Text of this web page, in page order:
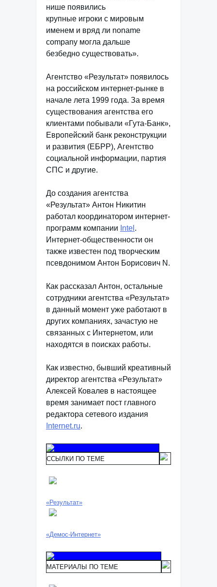
нише появились
крупные игроки с мировым
именем и вряд ли noname
company могла дальше
безбедно существовать».
Агентство «Результат» появилось
на российском интернет-рынке в
начале лета 1999 года. За время
существования агентства его
клиентами побывали «Гута-Банк»,
Европейский банк реконструкции
и развития (ЕБРР), Aгентство
социальной информации, партия
СПС и другие.
До создания агентства
«Результат» Антон Никитин
работал координатором интернет-
программ компании Intel .
Интернет-общественности он
также известен под творческим
псевдонимом Антон Борисович N.
Как рассказал Антон, остальные
сотрудники агентства «Результат»
в данный момент уже работают в
других компаниях, зачастую не
связанных с Интернетом, или
находятся в поисках работы.
Как известно, бывший креативный
директор агентства «Результат»
Алексей Ковалев в настоящее
время занимает пост главного
редактора сетевого издания
Internet.ru.
ССЫЛКИ ПО ТЕМЕ
«Результат»
«Демос-Интернет»
МАТЕРИАЛЫ ПО ТЕМЕ